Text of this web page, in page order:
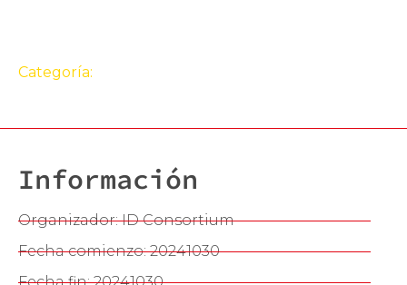
Categoría:
Información
Organizador: ID Consortium
Fecha comienzo: 20241030